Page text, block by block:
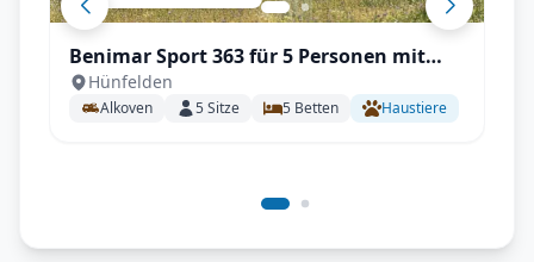
Benimar Sport 363 für 5 Personen mit
Hünfelden
Alkoven 5Sitze 5 Betten Haustiere